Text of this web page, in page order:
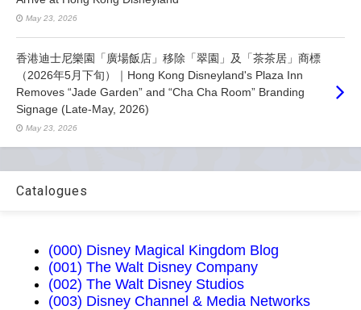
May 23, 2026
香港迪士尼樂園「廣場飯店」移除「翠園」及「茶茶居」商標
（2026年5月下旬）｜Hong Kong Disneyland's Plaza Inn
Removes “Jade Garden” and “Cha Cha Room” Branding
Signage (Late-May, 2026)
May 23, 2026
Catalogues
(000) Disney Magical Kingdom Blog
(001) The Walt Disney Company
(002) The Walt Disney Studios
(003) Disney Channel & Media Networks